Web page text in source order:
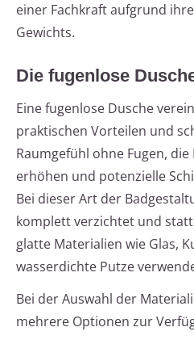
einer Fachkraft aufgrund
Gewichts.
Die fugenlose
Eine fugenlose Dusche
praktischen Vorteilen und
Raumgefühl ohne Fugen,
erhöhen und potenzielle
Bei dieser Art der
komplett verzichtet und
glatte Materialien wie Glas,
wasserdichte Putze
Bei der Auswahl der
mehrere Optionen zur